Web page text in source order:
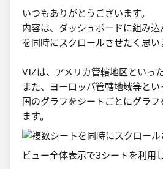
いつもありがとうございます。
内容は、​ダッシュボードに組み
を同時にスクロールさせたく思い
VIZは、アメリカ管轄地区といっ
また、ヨーロッパ管轄地域​等と
国のグラフをシートごとにグラ
ます。
ビュー全体表示で3シートを利用